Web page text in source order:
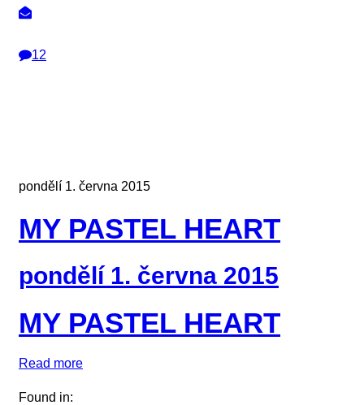
12
pondělí 1. června 2015
MY PASTEL HEART
pondělí 1. června 2015
MY PASTEL HEART
Read more
Found in: